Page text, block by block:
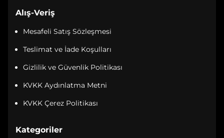
Alış-Veriş
Mesafeli Satış Sözleşmesi
Teslimat ve İade Koşulları
Gizlilik ve Güvenlik Politikası
KVKK Aydınlatma Metni
KVKK Çerez Politikası
Kategoriler